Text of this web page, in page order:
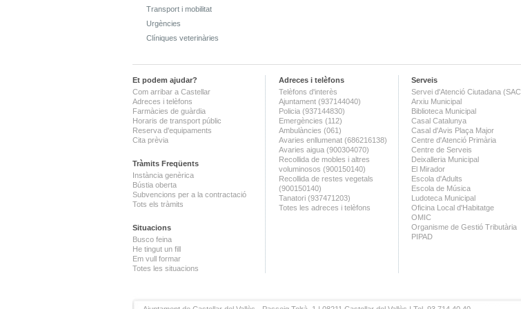
Transport i mobilitat
Urgències
Clíniques veterinàries
Et podem ajudar?
Com arribar a Castellar
Adreces i telèfons
Farmàcies de guàrdia
Horaris de transport públic
Reserva d'equipaments
Cita prèvia
Tràmits Freqüents
Instància genèrica
Bústia oberta
Subvencions per a la contractació
Tots els tràmits
Situacions
Busco feina
He tingut un fill
Em vull formar
Totes les situacions
Adreces i telèfons
Telèfons d'interès
Ajuntament (937144040)
Policia (937144830)
Emergències (112)
Ambulàncies (061)
Avaries enllumenat (686216138)
Avaries aigua (900304070)
Recollida de mobles i altres
voluminosos (900150140)
Recollida de restes vegetals
(900150140)
Tanatori (937471203)
Totes les adreces i telèfons
Serveis
Servei d'Atenció Ciutadana
Arxiu Municipal
Biblioteca Municipal
Casal Catalunya
Casal d'Avis Plaça Major
Centre d'Atenció Primària
Centre de Serveis
Deixalleria Municipal
El Mirador
Escola d'Adults
Escola de Música
Ludoteca Municipal
Oficina Local d'Habitatge
OMIC
Organisme de Gestió Tributària
PIPAD